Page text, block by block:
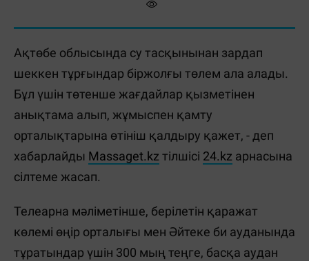
Ақтөбе облысында су тасқынынан зардап
шеккен тұрғындар біржолғы төлем ала алады.
Бұл үшін төтенше жағдайлар қызметінен
анықтама алып, жұмыспен қамту
орталықтарына өтініш қалдыру қажет, - деп
хабарлайды Massaget.kzтілшісі 24.kz арнасына
сілтеме жасап.
Телеарна мәліметінше, берілетін қаражат
көлемі өңір орталығы мен Әйтеке би ауданында
тұратындар үшін 300 мың теңге, басқа аудан